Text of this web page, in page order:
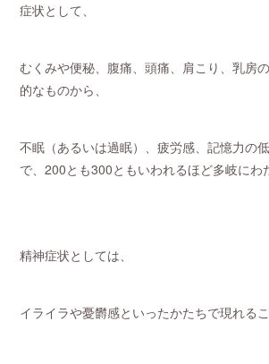
症状として、
むくみや便秘、腹痛、頭痛、肩こり、乳房
的なものから、
不眠（あるいは過眠）、疲労感、記憶力の
で、200とも300ともいわれるほど多岐にわ
精神症状としては、
イライラや憂欝感といったかたちで現れるこ